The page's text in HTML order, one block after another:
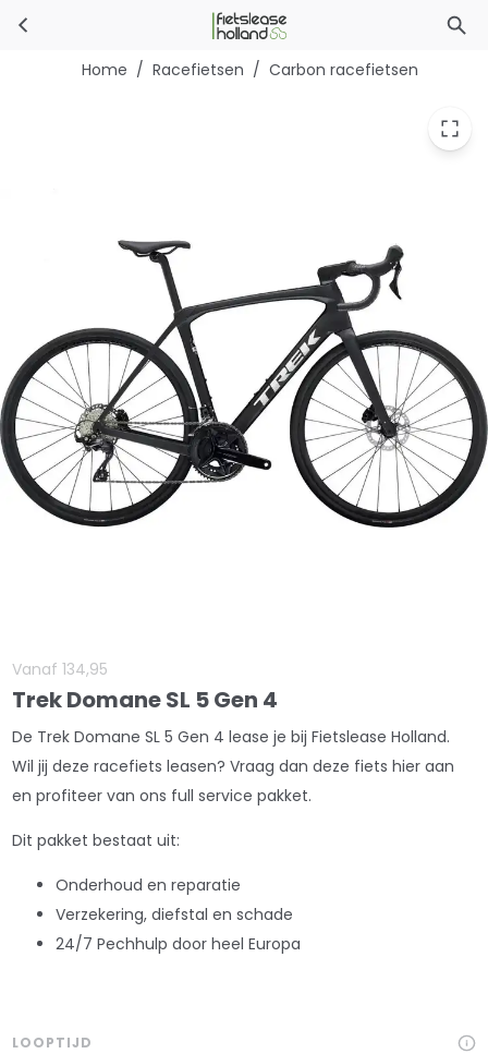
Ga naar hoofdinhoud
Trek Domane SL 5 Gen 4
Home / Racefietsen / Carbon racefietsen
Vanaf134,95
Trek Domane SL 5 Gen 4
De Trek Domane SL 5 Gen 4 lease je bij Fietslease Holland.
Wil jij deze racefiets leasen? Vraag dan deze fiets hier aan
en profiteer van ons full service pakket.
Dit pakket bestaat uit:
Onderhoud en reparatie
Verzekering, diefstal en schade
24/7 Pechhulp door heel Europa
LOOPTIJD